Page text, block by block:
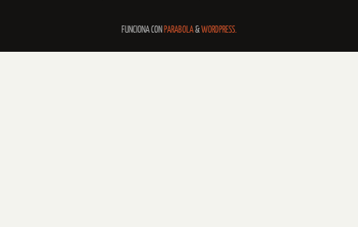
FUNCIONA CON PARABOLA&WORDPRESS.